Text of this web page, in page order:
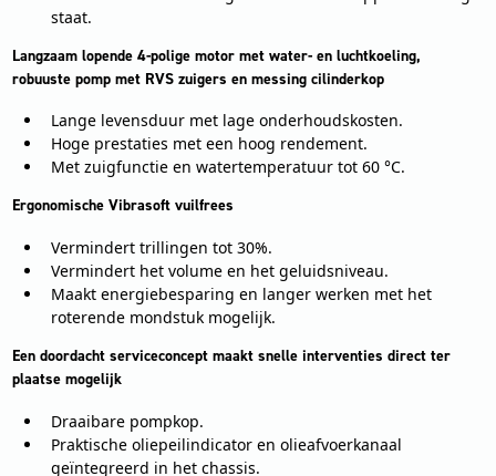
staat.
Langzaam lopende 4-polige motor met water- en luchtkoeling,
robuuste pomp met RVS zuigers en messing cilinderkop
Lange levensduur met lage onderhoudskosten.
Hoge prestaties met een hoog rendement.
Met zuigfunctie en watertemperatuur tot 60 °C.
Ergonomische Vibrasoft vuilfrees
Vermindert trillingen tot 30%.
Vermindert het volume en het geluidsniveau.
Maakt energiebesparing en langer werken met het
roterende mondstuk mogelijk.
Een doordacht serviceconcept maakt snelle interventies direct ter
plaatse mogelijk
Draaibare pompkop.
Praktische oliepeilindicator en olieafvoerkanaal
geïntegreerd in het chassis.